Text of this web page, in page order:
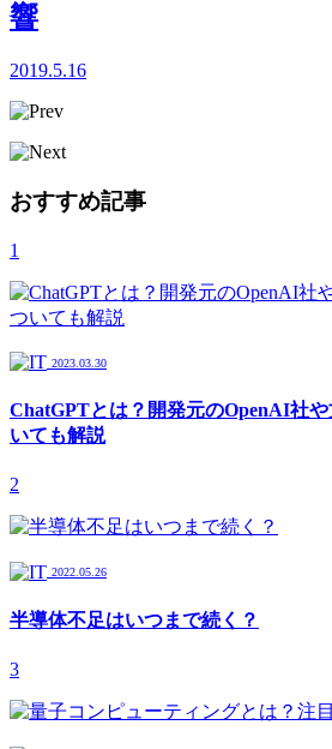
響
2019.5.16
おすすめ記事
1
2023.03.30
ChatGPTとは？開発元のOpenAI社
いても解説
2
2022.05.26
半導体不足はいつまで続く？
3